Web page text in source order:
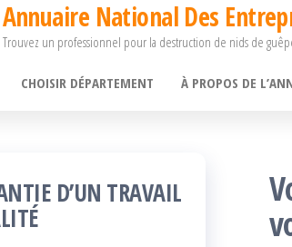
Annuaire National Des
Trouvez un professionnel pour la destruction de nids de
CHOISIR DÉPARTEMENT À PROPOS DE
D’UN TRAVAIL